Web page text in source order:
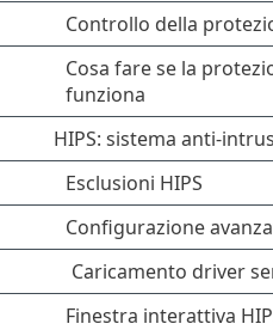
Controllo della
Cosa fare se la
funziona
HIPS: sistema anti-
Esclusioni HIPS
Configurazione
Caricamento driver
Finestra interattiva